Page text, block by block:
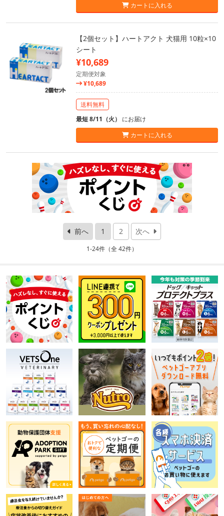
カートに入れる
【2個セット】ハートアクト 犬猫用 10粒×10
シート
¥10,689
定期便対象
¥10,689
送料無料
最短 8/11（火） にお届け
カートに入れる
前へ 1 2 次へ
1-24件（全 42件）